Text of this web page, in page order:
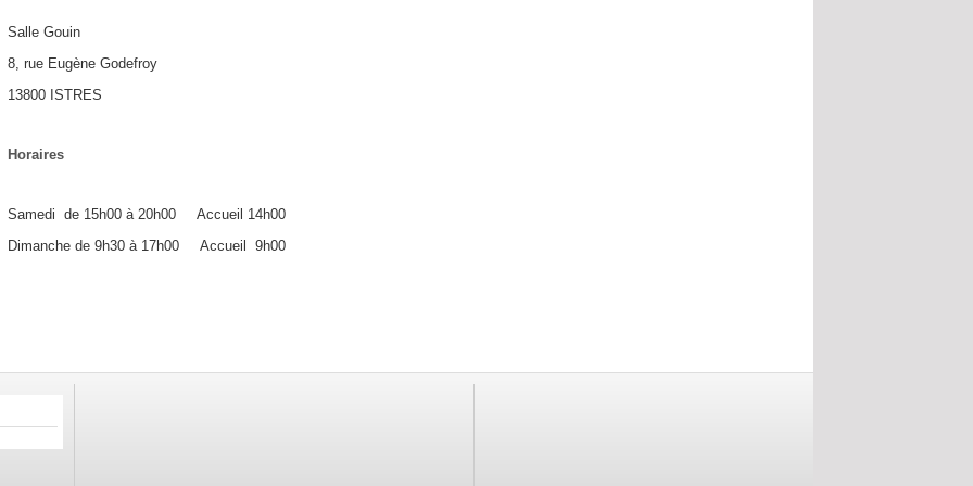
Salle Gouin
8, rue Eugène Godefroy
13800 ISTRES
Horaires
Samedi de 15h00 à 20h00 Accueil 14h00
Dimanche de 9h30 à 17h00 Accueil 9h00